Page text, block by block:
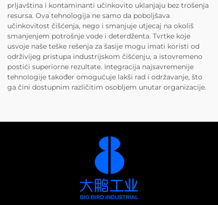
prljavština i kontaminanti učinkovito uklanjaju bez trošenja
resursa. Ova tehnologija ne samo da poboljšava
učinkovitost čišćenja, nego i smanjuje utjecaj na okoliš
smanjenjem potrošnje vode i deterdženta. Tvrtke koje
usvoje naše teške rešenja za šasije mogu imati koristi od
održivijeg pristupa industrijskom čišćenju, a istovremeno
postići superiorne rezultate. Integracija najsavremenije
tehnologije također omogućuje lakši rad i održavanje, što
ga čini dostupnim različitim osobljem unutar organizacije.